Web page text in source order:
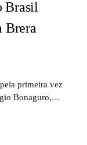
Brasil
Brera
primeira vez
Bonaguro,…